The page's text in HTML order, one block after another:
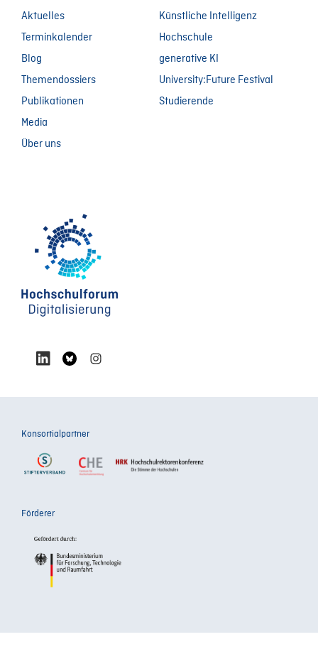
Aktuelles
Terminkalender
Blog
Themendossiers
Publikationen
Media
Über uns
Künstliche Intelligenz
Hochschule
generative KI
University:Future Festival
Studierende
Konsortialpartner
Förderer